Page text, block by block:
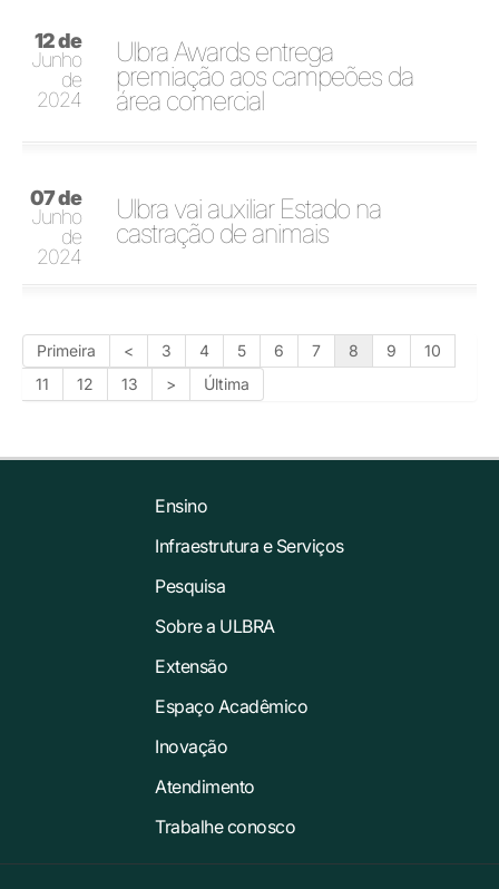
12 de
Junho
de
2024
Ulbra Awards entrega
premiação aos campeões da
área comercial
07 de
Junho
de
2024
Ulbra vai auxiliar Estado na
castração de animais
Primeira < 3 4 5 6 7 8 9
10
11
12 13 > Última
Ensino
Infraestrutura e Serviços
Pesquisa
Sobre a ULBRA
Extensão
Espaço Acadêmico
Inovação
Atendimento
Trabalhe conosco